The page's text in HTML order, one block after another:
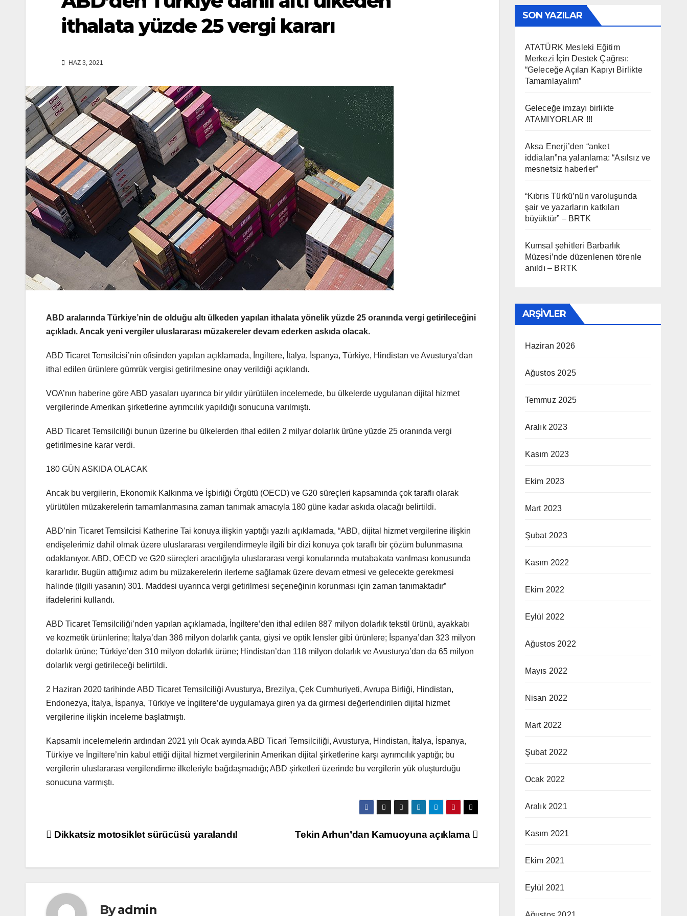
ithalata yüzde 25 vergi kararı
HAZ 3, 2021
ABD aralarında Türkiye’nin de olduğu altı ülkeden yapılan ithalata yönelik yüzde 25 oranında vergi getirileceğini
açıkladı. Ancak yeni vergiler uluslararası müzakereler devam ederken askıda olacak.
ABD Ticaret Temsilcisi’nin ofisinden yapılan açıklamada, İngiltere, İtalya, İspanya, Türkiye, Hindistan ve Avusturya’dan
ithal edilen ürünlere gümrük vergisi getirilmesine onay verildiği açıklandı.
VOA’nın haberine göre ABD yasaları uyarınca bir yıldır yürütülen incelemede, bu ülkelerde uygulanan dijital hizmet
vergilerinde Amerikan şirketlerine ayrımcılık yapıldığı sonucuna varılmıştı.
ABD Ticaret Temsilciliği bunun üzerine bu ülkelerden ithal edilen 2 milyar dolarlık ürüne yüzde 25 oranında vergi
getirilmesine karar verdi.
180 GÜN ASKIDA OLACAK
Ancak bu vergilerin, Ekonomik Kalkınma ve İşbirliği Örgütü (OECD) ve G20 süreçleri kapsamında çok taraflı olarak
yürütülen müzakerelerin tamamlanmasına zaman tanımak amacıyla 180 güne kadar askıda olacağı belirtildi.
ABD’nin Ticaret Temsilcisi Katherine Tai konuya ilişkin yaptığı yazılı açıklamada, “ABD, dijital hizmet vergilerine ilişkin
endişelerimiz dahil olmak üzere uluslararası vergilendirmeyle ilgili bir dizi konuya çok taraflı bir çözüm bulunmasına
odaklanıyor. ABD, OECD ve G20 süreçleri aracılığıyla uluslararası vergi konularında mutabakata varılması konusunda
kararlıdır. Bugün attığımız adım bu müzakerelerin ilerleme sağlamak üzere devam etmesi ve gelecekte gerekmesi
halinde (ilgili yasanın) 301. Maddesi uyarınca vergi getirilmesi seçeneğinin korunması için zaman tanımaktadır”
ifadelerini kullandı.
ABD Ticaret Temsilciliği’nden yapılan açıklamada, İngiltere’den ithal edilen 887 milyon dolarlık tekstil ürünü, ayakkabı
ve kozmetik ürünlerine; İtalya’dan 386 milyon dolarlık çanta, giysi ve optik lensler gibi ürünlere; İspanya’dan 323 milyon
dolarlık ürüne; Türkiye’den 310 milyon dolarlık ürüne; Hindistan’dan 118 milyon dolarlık ve Avusturya’dan da 65 milyon
dolarlık vergi getirileceği belirtildi.
2 Haziran 2020 tarihinde ABD Ticaret Temsilciliği Avusturya, Brezilya, Çek Cumhuriyeti, Avrupa Birliği, Hindistan,
Endonezya, İtalya, İspanya, Türkiye ve İngiltere’de uygulamaya giren ya da girmesi değerlendirilen dijital hizmet
vergilerine ilişkin inceleme başlatmıştı.
Kapsamlı incelemelerin ardından 2021 yılı Ocak ayında ABD Ticari Temsilciliği, Avusturya, Hindistan, İtalya, İspanya,
Türkiye ve İngiltere’nin kabul ettiği dijital hizmet vergilerinin Amerikan dijital şirketlerine karşı ayrımcılık yaptığı; bu
vergilerin uluslararası vergilendirme ilkeleriyle bağdaşmadığı; ABD şirketleri üzerinde bu vergilerin yük oluşturduğu
sonucuna varmıştı.
Yazı
Tekin Arhun’dan Kamuoyuna açıklama
Dikkatsiz motosiklet sürücüsü yaralandı!
Byadmin
SON YAZILAR
ATATÜRK Mesleki Eğitim
Merkezi İçin Destek Çağrısı:
“Geleceğe Açılan Kapıyı Birlikte
Tamamlayalım”
Geleceğe imzayı birlikte
ATAMIYORLAR !!!
Aksa Enerji’den “anket
iddiaları”na yalanlama: “Asılsız ve
mesnetsiz haberler”
“Kıbrıs Türkü’nün varoluşunda
şair ve yazarların katkıları
büyüktür” – BRTK
Kumsal şehitleri Barbarlık
Müzesi’nde düzenlenen törenle
anıldı – BRTK
ARŞIVLER
Haziran 2026
Ağustos 2025
Temmuz 2025
Aralık 2023
Kasım 2023
Ekim 2023
Mart 2023
Şubat 2023
Kasım 2022
Ekim 2022
Eylül 2022
Ağustos 2022
Mayıs 2022
Nisan 2022
Mart 2022
Şubat 2022
Ocak 2022
Aralık 2021
Kasım 2021
Ekim 2021
Eylül 2021